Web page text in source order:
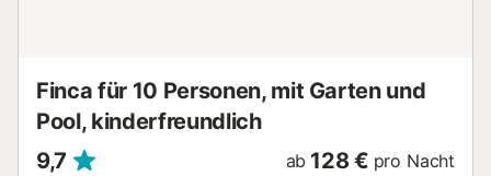
Finca für 10 Personen, mit Garten und
Pool, kinderfreundlich
9,7
ab 128 € pro Nacht